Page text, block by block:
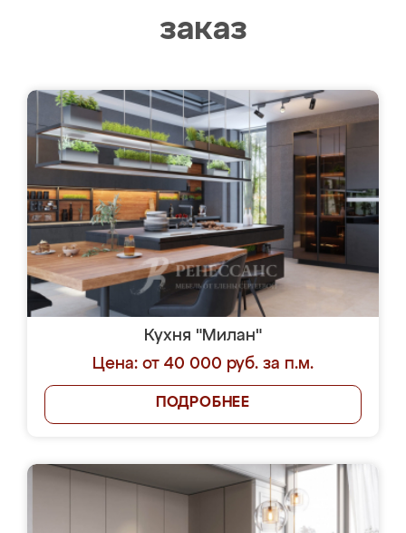
заказ
Кухня "Милан"
Цена: от 40 000 руб. за п.м.
ПОДРОБНЕЕ